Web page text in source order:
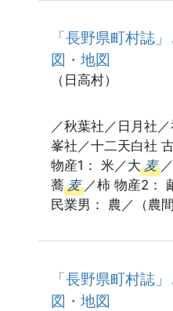
「長野県町村誌
図・地図
（日高村）
／秋葉社／日月社
峯社／十二天白社
物産1： 米／大 麦
蕎 麦 ／柿 物産2：
民業男： 農／（農
「長野県町村誌
図・地図